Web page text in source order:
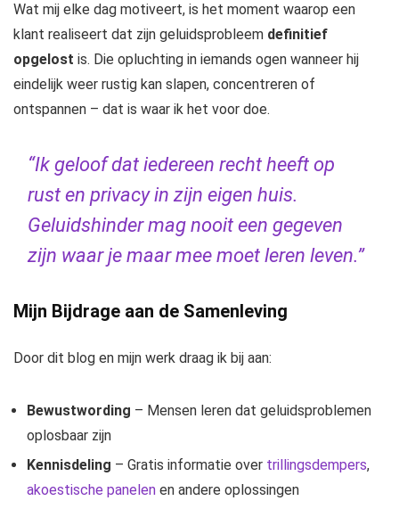
Wat mij elke dag motiveert, is het moment waarop een
klant realiseert dat zijn geluidsprobleem definitief
opgelost is. Die opluchting in iemands ogen wanneer hij
eindelijk weer rustig kan slapen, concentreren of
ontspannen – dat is waar ik het voor doe.
“Ik geloof dat iedereen recht heeft op
rust en privacy in zijn eigen huis.
Geluidshinder mag nooit een gegeven
zijn waar je maar mee moet leren leven.”
Mijn Bijdrage aan de Samenleving
Door dit blog en mijn werk draag ik bij aan:
Bewustwording – Mensen leren dat geluidsproblemen
oplosbaar zijn
Kennisdeling – Gratis informatie over trillingsdempers,
akoestische panelen en andere oplossingen